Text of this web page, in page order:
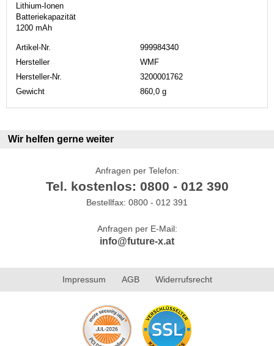
Lithium-Ionen
Batteriekapazität
1200 mAh
Artikel-Nr.
999984340
Hersteller
WMF
Hersteller-Nr.
3200001762
Gewicht
860,0 g
Wir helfen gerne weiter
Anfragen per Telefon:
Tel. kostenlos: 0800 - 012 390
Bestellfax: 0800 - 012 391
Anfragen per E-Mail:
info@future-x.at
Impressum AGB Widerrufsrecht